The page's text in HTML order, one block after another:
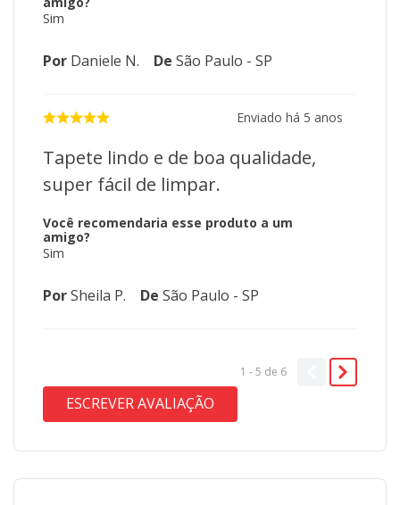
Sim
Por Daniele N. De São Paulo - SP
Enviado há 5 anos
Tapete lindo e de boa qualidade,
super fácil de limpar.
Você recomendaria esse produto a um
amigo?
Sim
PorSheila P. De São Paulo - SP
1 - 5 de 6
ESCREVER AVALIAÇÃO